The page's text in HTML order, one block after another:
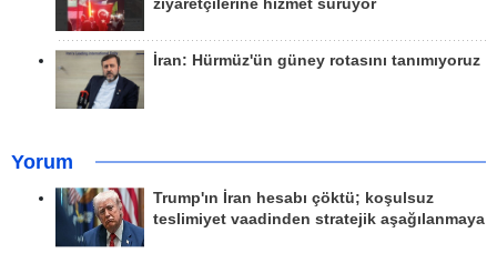
ziyaretçilerine hizmet sürüyor
İran: Hürmüz'ün güney rotasını tanımıyoruz
Yorum
Trump'ın İran hesabı çöktü; koşulsuz
teslimiyet vaadinden stratejik aşağılanmaya